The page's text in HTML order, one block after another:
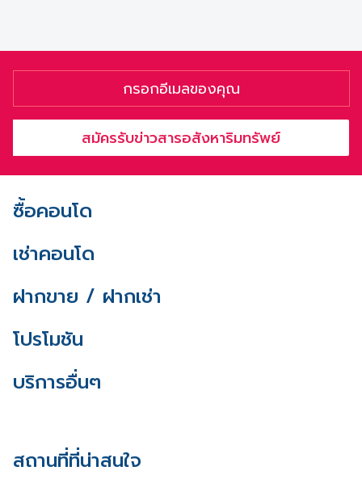
สมัครรับข่าวสารอสังหาริมทรัพย์
ซื้อคอนโด
เช่าคอนโด
ฝากขาย / ฝากเช่า
โปรโมชัน
บริการอื่นๆ
สถานที่ที่น่าสนใจ